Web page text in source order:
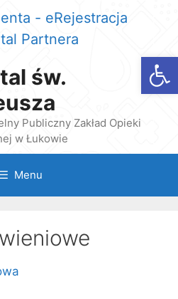
- eRejestracja
Partnera
św.
Publiczny Zakład Opieki
w Łukowie
Menu